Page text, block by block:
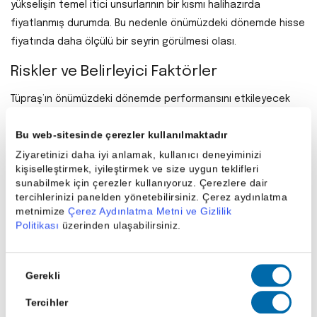
Bu web-sitesinde çerezler kullanılmaktadır
Ziyaretinizi daha iyi anlamak, kullanıcı deneyiminizi
kişiselleştirmek, iyileştirmek ve size uygun teklifleri
sunabilmek için çerezler kullanıyoruz. Çerezlere dair
tercihlerinizi panelden yönetebilirsiniz. Çerez aydınlatma
metnimize Çerez Aydınlatma Metni ve Gizlilik
Politikası üzerinden ulaşabilirsiniz.
Seçimi
Gerekli
Tercihler
yükselişin temel itici unsurlarının bir kısmı halihazırda
fiyatlanmış durumda. Bu nedenle önümüzdeki dönemde hisse
fiyatında daha ölçülü bir seyrin görülmesi olası.
Riskler ve Belirleyici Faktörler
Tüpraş’ın önümüzdeki dönemde performansını etkileyecek
Avrupa Birliği’nin Rusya’ya yönelik enerji yaptırımları
Ukrayna–Rusya savaşına ilişkin çözüm beklentileri veya
belirsizlikler
Özellikle jeopolitik gelişmelerin hisse fiyatlamasında
belirleyici rol oynamaya devam edeceği öngörülüyor.